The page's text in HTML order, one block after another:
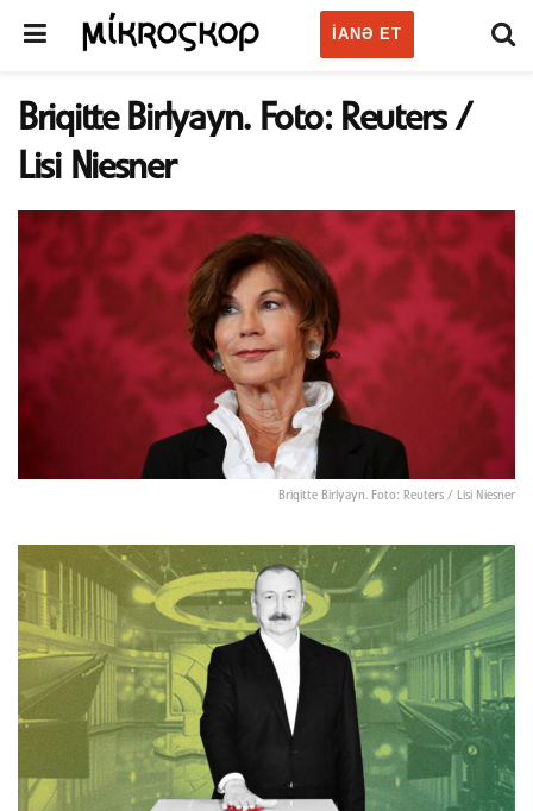
IANƏ ET
Briqitte Birlyayn. Foto: Reuters /
Lisi Niesner
Briqitte Birlyayn. Foto: Reuters / Lisi Niesner